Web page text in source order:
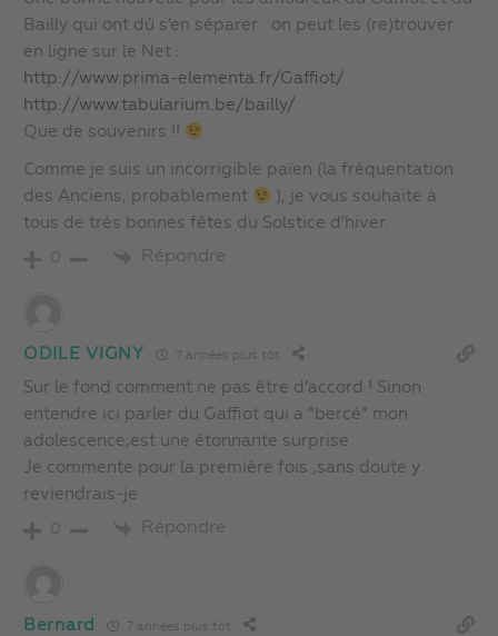
Bailly qui ont dû s’en séparer : on peut les (re)trouver
en ligne sur le Net :
http://www.prima-elementa.fr/Gaffiot/
http://www.tabularium.be/bailly/
Que de souvenirs !!
Comme je suis un incorrigible païen (la fréquentation
des Anciens, probablement
), je vous souhaite à
tous de très bonnes fêtes du Solstice d’hiver.
0 Répondre
ODILE VIGNY 7 années plus tôt
Sur le fond comment ne pas être d’accord ! Sinon
entendre ici parler du Gaffiot qui a “bercé” mon
adolescence,est une étonnante surprise .
Je commente pour la première fois ,sans doute y
reviendrais-je
0 Répondre
Bernard 7 années plus tôt